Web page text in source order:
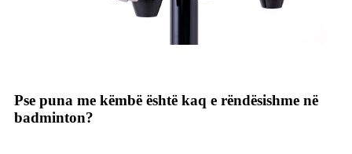
Pse puna me këmbë është kaq e rëndësishme në
badminton?